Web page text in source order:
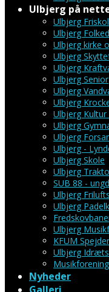
Ulbjerg på
Ulbjerg
Ulbjerg
Ulbjerg kirke
Ulbjerg
Ulbjerg
Ulbjerg Senior
Ulbjerg
Ulbjerg
Ulbjerg
Ulbjerg
Ulbjerg
Ulbjerg -
Ulbjerg Skole
Ulbjerg
SUB 88 -
Ulbjerg
Ulbjerg
Ulbjerg
KFUM
Ulbjerg
Nyheder